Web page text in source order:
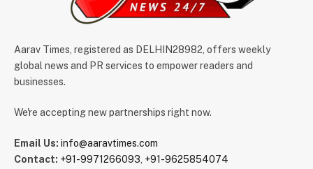
Aarav Times, registered as DELHIN28982, offers weekly
global news and PR services to empower readers and
businesses.
We're accepting new partnerships right now.
Email Us: info@aaravtimes.com
Contact: +91-9971266093 +91-9625854074